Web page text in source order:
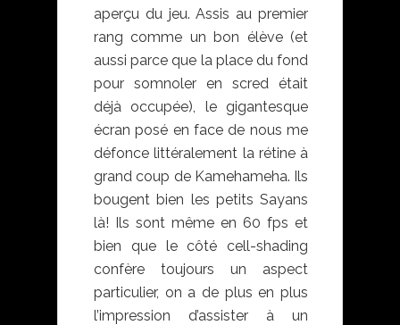
aperçu du jeu. Assis au premier
rang comme un bon élève (et
aussi parce que la place du fond
pour somnoler en scred était
déjà occupée), le gigantesque
écran posé en face de nous me
défonce littéralement la rétine à
grand coup de Kamehameha. Ils
bougent bien les petits Sayans
là! Ils sont même en 60 fps et
bien que le côté cell-shading
confère toujours un aspect
particulier, on a de plus en plus
l’impression d’assister à un